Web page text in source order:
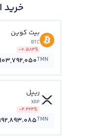
خرید
بیت کوین
BTC
-0.584%
TMN
ریپل
XRP
-2.424%
192,893.085TMN